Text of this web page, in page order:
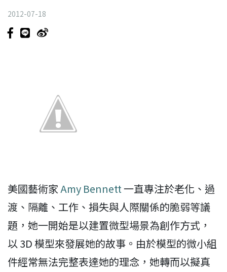
2012-07-18
美國藝術家Amy Bennett一直專注於老化、過
渡、隔離、工作、損失與人際關係的脆弱等議
題，她一開始是以建置微型場景為創作方式，
以 3D 模型來發展她的故事。由於模型的微小組
件經常無法完整表達她的理念，她轉而以擬真